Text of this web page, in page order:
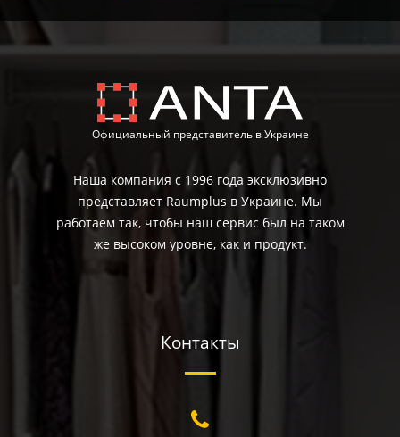
Официальный представитель в Украине
Наша компания с 1996 года эксклюзивно
представляет Raumplus в Украине. Мы
работаем так, чтобы наш сервис был на таком
же высоком уровне, как и продукт.
Контакты